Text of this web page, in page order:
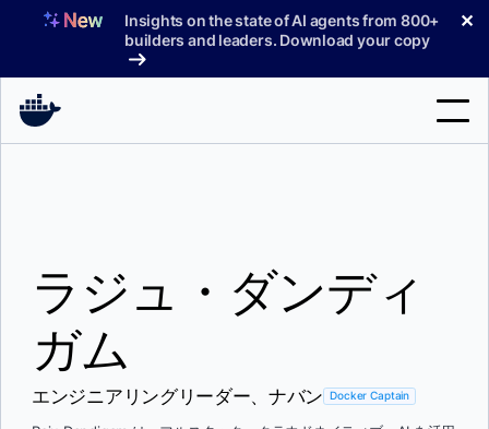
へ
Insights on the state of AI agents from 800+
builders and leaders. Download your copy
✕
料金プラン
ブログ
ドキュメント
ラジュ・ダンディ
ガム
エンジニアリングリーダー、ナバン Docker Captain